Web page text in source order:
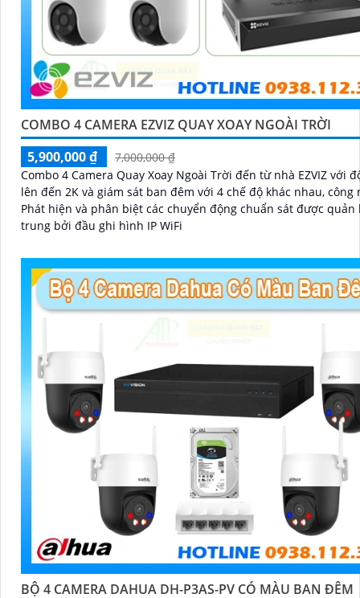
COMBO 4 CAMERA EZVIZ QUAY XOAY NGOÀI TRỜI
5,900,000 ₫
7,000,000 ₫
Combo 4 Camera Quay Xoay Ngoài Trời đến từ nhà EZVIZ với
lên đến 2K và giám sát ban đêm với 4 chế độ khác nhau, công
Phát hiện và phân biệt các chuyển động chuẩn sát được quản
trung bởi đầu ghi hình IP WiFi
BỘ 4 CAMERA DAHUA DH-P3AS-PV CÓ MÀU BAN ĐÊM